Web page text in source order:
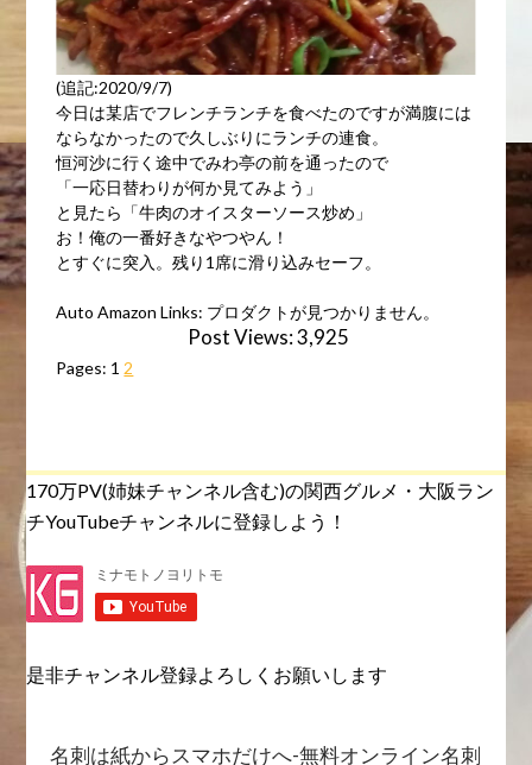
(追記:2020/9/7)
今日は某店でフレンチランチを食べたのですが満腹には
ならなかったので久しぶりにランチの連食。
恒河沙に行く途中でみわ亭の前を通ったので
「一応日替わりが何か見てみよう」
と見たら「牛肉のオイスターソース炒め」
お！俺の一番好きなやつやん！
とすぐに突入。残り1席に滑り込みセーフ。
Auto Amazon Links: プロダクトが見つかりません。
Post Views:3,925
Pages: 1 2
170万PV(姉妹チャンネル含む)の関西グルメ・大阪ラン
チYouTubeチャンネルに登録しよう！
是非チャンネル登録よろしくお願いします
名刺は紙からスマホだけへ-無料オンライン名刺